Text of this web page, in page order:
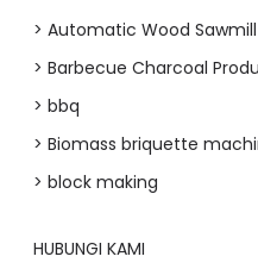
> Automatic Wood
> Barbecue Charcoal
> bbq
> Biomass briquette
> block making
HUBUNGI KAMI